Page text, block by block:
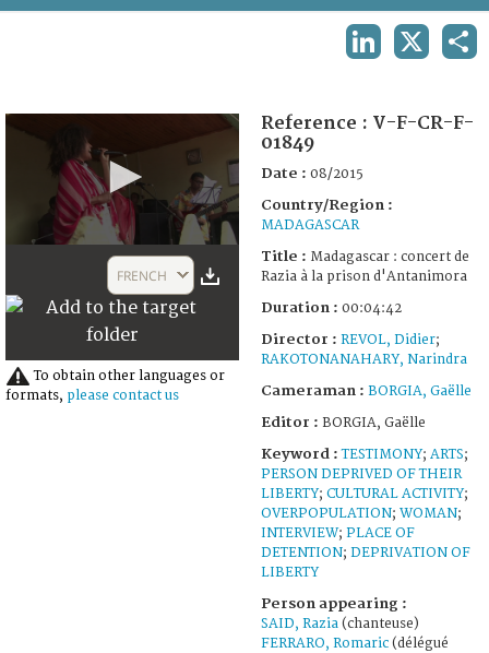
4
seconds
FRENCH
To obtain other languages or
formats, please contact us
Reference : V-F-CR-F-
01849
Date : 08/2015
Country/Region :
MADAGASCAR
Title : Madagascar : concert de
Razia à la prison d'Antanimora
Duration : 00:04:42
Director : REVOL, Didier;
RAKOTONANAHARY, Narindra
Cameraman : BORGIA, Gaëlle
Editor : BORGIA, Gaëlle
Keyword :TESTIMONY; ARTS;
PERSON DEPRIVED OF THEIR
LIBERTY; CULTURAL ACTIVITY;
OVERPOPULATION; WOMAN;
INTERVIEW; PLACE OF
DETENTION; DEPRIVATION OF
LIBERTY
Person appearing :
SAID, Razia (chanteuse)
FERRARO, Romaric (délégué